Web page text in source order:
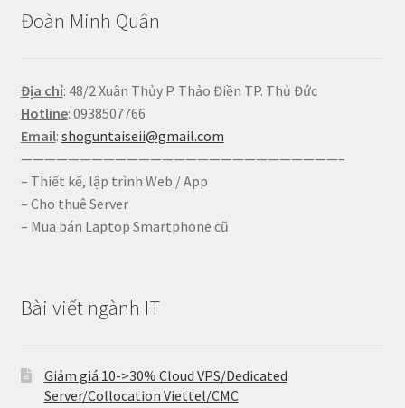
Đoàn Minh Quân
Địa chỉ: 48/2 Xuân Thủy P. Thảo Điền TP. Thủ Đức
Hotline: 0938507766
Email: shoguntaiseii@gmail.com
———————————————————————————–
– Thiết kế, lập trình Web / App
– Cho thuê Server
– Mua bán Laptop Smartphone cũ
Bài viết ngành IT
Giảm giá 10->30% Cloud VPS/Dedicated
Server/Collocation Viettel/CMC